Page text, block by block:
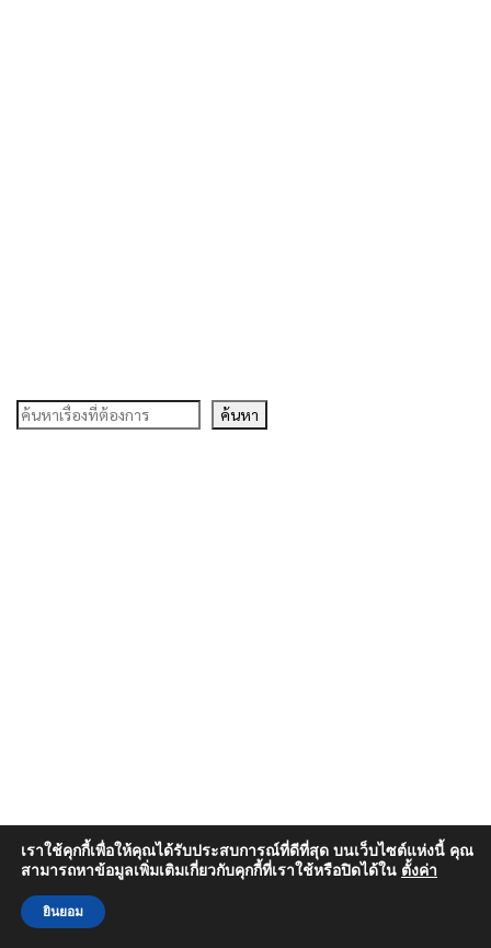
ค้นหา ค้นหา
เราใช้คุกกี้เพื่อให้คุณได้รับประสบการณ์ที่ดีที่สุด บนเว็บไซต์แห่งนี้ คุณ
สามารถหาข้อมูลเพิ่มเติมเกี่ยวกับคุกกี้ที่เราใช้หรือปิดได้ใน ตั้งค่า
ยินยอม